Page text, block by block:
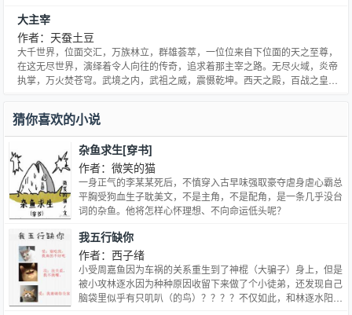
无比光彩的时代就快要来临了。 几乎是大千世界所有的强者们集结在了一起，
他们同仇敌忾，披荆斩棘 大主宰牧尘率强者正式对邪族宣战！ 武祖林动率武境
强者正式对邪族宣战！ 炎帝萧炎率无尽火域强者正式对邪族宣战！ 强者们光复
了大千世界，成功驱逐了域外邪族，而邪灵族因为和邪族的牵连被大主宰永远
封印在了囚牢位面。…
大主宰
作者：天蚕土豆
大千世界，位面交汇，万族林立，群雄荟萃，一位位来自下位面的天之至尊，
在这无尽世界，演绎着令人向往的传奇，追求着那主宰之路。无尽火域，炎帝
执掌，万火焚苍穹。武境之内，武祖之威，震慑乾坤。西天之殿，百战之皇，
界，万道争锋，吾为大主宰。…
猜你喜欢的小说
杂鱼求生[穿书]
作者：微笑的猫
一身正气的李某某死后，不慎穿入古早味强取豪夺虐身虐心霸总
平胸受狗血生子耽美文，不是主角，不是配角，是一条几乎没台
词的杂鱼。他将怎样心怀理想、不向命运低头呢？
我五行缺你
作者：西子绪
小受周嘉鱼因为车祸的关系重生到了神棍（大骗子）身上，但是
被小攻林逐水因为种种原因收留下来做了个小徒弟，还发现自己
脑袋里似乎有只叽叭（的鸟）？？？？不仅如此，和林逐水阳气